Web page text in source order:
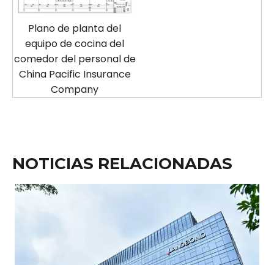
Plano de planta del
equipo de cocina del
comedor del personal de
China Pacific Insurance
Company
NOTICIAS RELACIONADAS